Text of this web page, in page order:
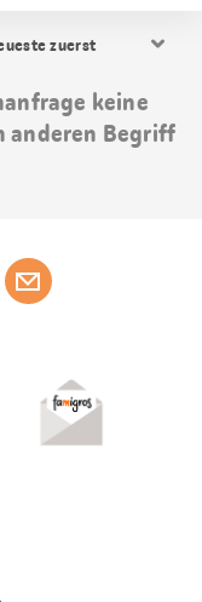
keine
anderen Begriff